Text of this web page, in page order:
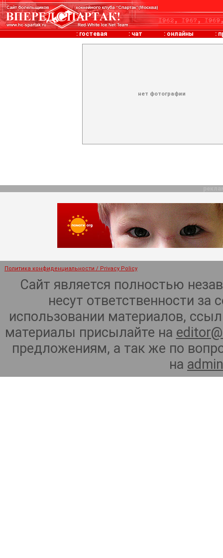
: гостевая : чат : онлайны :
нет фотографии
Политика конфиденциальности / Privacy Policy
Сайт является полностью
несут ответственности
использовании материалов,
материалы присылайте на
предложениям, а так же по
на